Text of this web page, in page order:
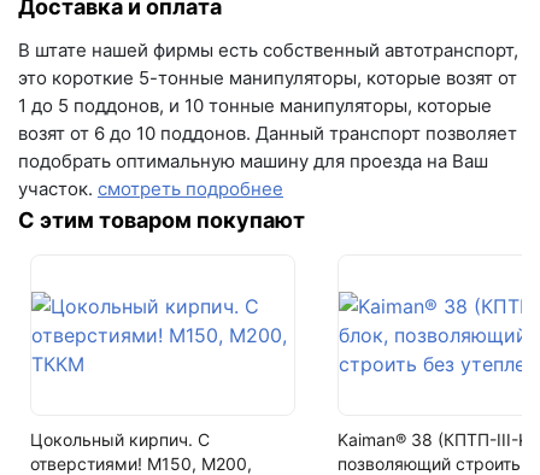
Написать в Telegram
Написать на почту
г.Самара, ул. Садовая, дом 199, помещение Н8
(вывеска "Мир кирпича")
пн-пт с 9:00 до 18:00
+7 (993) 993-77-22
Написать в МАКС
Написать на почту
Серия
Артикул
02-014
Вес упаковки
11,4 кг (прямой эл-т), 12 кг (угл. эл-т), 9 кг (тычковые)
м2, Угловые 2 пог. м., Тычковые 0,5 м2
Вес в 1м2
19 кг (прямой эл-т), 6 кг (угл. эл-т)
0,6 м2 (прямой эл-т), 2 пог. м (угл. эл-т)
Доставка и оплата
В штате нашей фирмы есть собственный автотранспорт,
это короткие 5-тонные манипуляторы, которые возят от
1 до 5 поддонов, и 10 тонные манипуляторы, которые
возят от 6 до 10 поддонов. Данный транспорт позволяет
подобрать оптимальную машину для проезда на Ваш
участок. смотреть подробнее
С этим товаром покупают
Цокольный кирпич. С
отверстиями! М150, М200,
Kaiman® 38 (КПТП-III-K)
позволяющий строить